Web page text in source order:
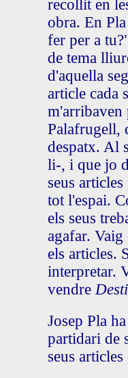
recollit en
obra. En
fer per a
de tema
d'aquella
article cada
m'arribaven
Palafrugell,
despatx. Al
li-, i que jo
seus
tot l'espai.
els seus
agafar.
els articles.
interpretar.
vendre
Josep Pla
partidari de
seus